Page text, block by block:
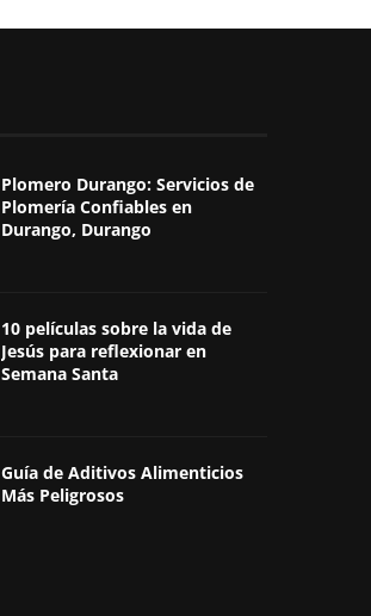
Plomero Durango: Servicios de
Plomería Confiables en
Durango, Durango
10 películas sobre la vida de
Jesús para reflexionar en
Semana Santa
Guía de Aditivos Alimenticios
Más Peligrosos